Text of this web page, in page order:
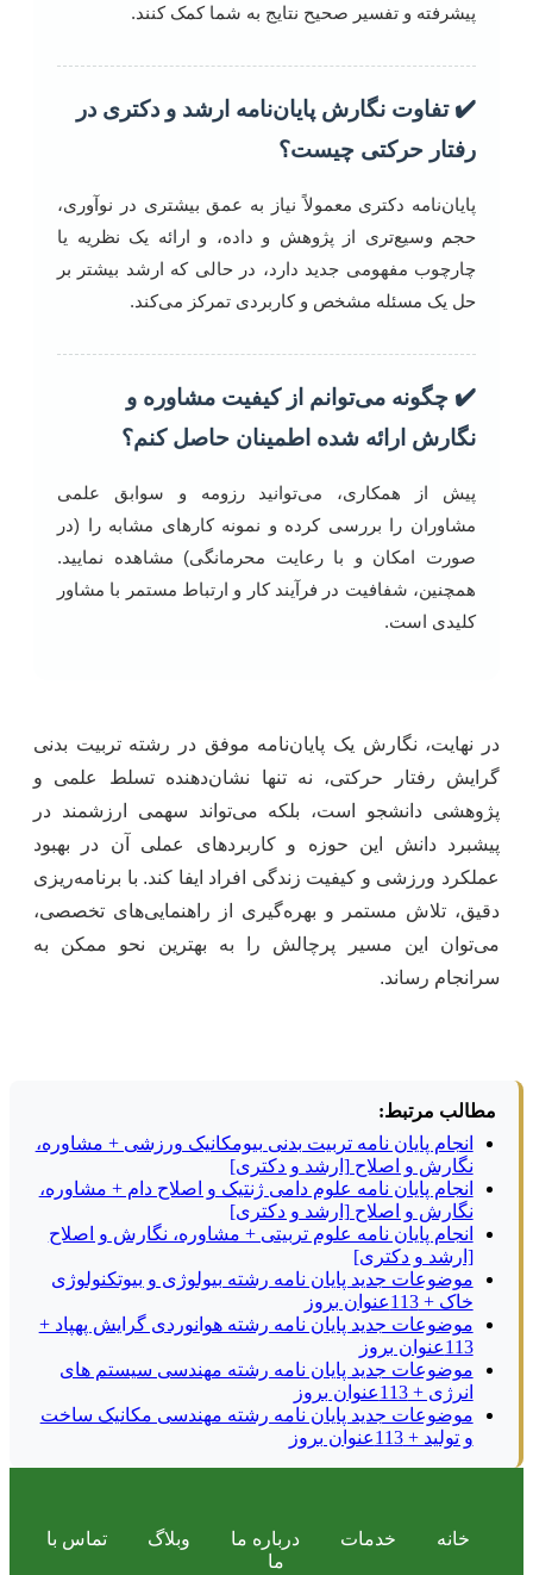
پیشرفته و تفسیر صحیح نتایج به شما کمک کنند.
✔️ تفاوت نگارش پایان‌نامه ارشد و دکتری در
رفتار حرکتی چیست؟
پایان‌نامه دکتری معمولاً نیاز به عمق بیشتری در نوآوری،
حجم وسیع‌تری از پژوهش و داده، و ارائه یک نظریه یا
چارچوب مفهومی جدید دارد، در حالی که ارشد بیشتر بر
حل یک مسئله مشخص و کاربردی تمرکز می‌کند.
✔️ چگونه می‌توانم از کیفیت مشاوره و
نگارش ارائه شده اطمینان حاصل کنم؟
پیش از همکاری، می‌توانید رزومه و سوابق علمی
مشاوران را بررسی کرده و نمونه کارهای مشابه را (در
صورت امکان و با رعایت محرمانگی) مشاهده نمایید.
همچنین، شفافیت در فرآیند کار و ارتباط مستمر با مشاور
کلیدی است.
در نهایت، نگارش یک پایان‌نامه موفق در رشته تربیت بدنی
گرایش رفتار حرکتی، نه تنها نشان‌دهنده تسلط علمی و
پژوهشی دانشجو است، بلکه می‌تواند سهمی ارزشمند در
پیشبرد دانش این حوزه و کاربردهای عملی آن در بهبود
عملکرد ورزشی و کیفیت زندگی افراد ایفا کند. با برنامه‌ریزی
دقیق، تلاش مستمر و بهره‌گیری از راهنمایی‌های تخصصی،
می‌توان این مسیر پرچالش را به بهترین نحو ممکن به
سرانجام رساند.
مطالب مرتبط:
انجام پایان نامه تربیت بدنی بیومکانیک ورزشی + مشاوره،
نگارش و اصلاح [ارشد و دکتری]
انجام پایان نامه علوم دامی ژنتیک و اصلاح دام + مشاوره،
نگارش و اصلاح [ارشد و دکتری]
انجام پایان نامه علوم تربیتی + مشاوره، نگارش و اصلاح
[ارشد و دکتری]
موضوعات جدید پایان نامه رشته بیولوژی و بیوتکنولوژی
خاک + 113عنوان بروز
موضوعات جدید پایان نامه رشته هوانوردی گرایش پهپاد +
113عنوان بروز
موضوعات جدید پایان نامه رشته مهندسی سیستم های
انرژی + 113عنوان بروز
موضوعات جدید پایان نامه رشته مهندسی مکانیک ساخت
و تولید + 113عنوان بروز
خانه خدمات درباره ما وبلاگ
تماس با
ما